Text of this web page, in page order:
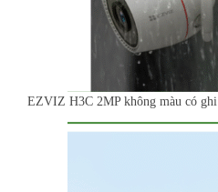
EZVIZ H3C 2MP không màu có